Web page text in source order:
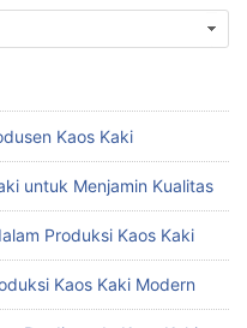
Kaos Kaki
untuk Menjamin Kualitas
Produksi Kaos Kaki
Kaos Kaki Modern